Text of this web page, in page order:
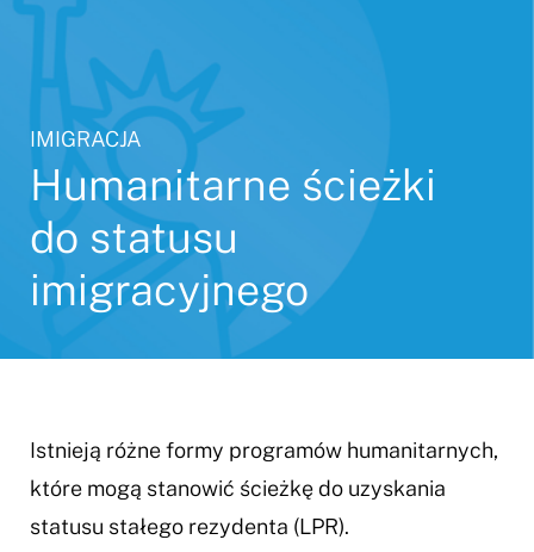
IMIGRACJA
Humanitarne ścieżki
do statusu
imigracyjnego
Istnieją różne formy programów humanitarnych,
które mogą stanowić ścieżkę do uzyskania
statusu stałego rezydenta (LPR).